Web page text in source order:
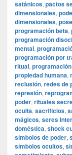
satánicos, pactos
dimensionales,
dimensionales,
programación beta,
programación
mental,
programación por
ritual,
propiedad humana,
reclusión, redes de
represión,
poder, rituales
oculta, sacrificios,
mágicos, seres
doméstica, shock
símbolos de poder,
símbolos ocultos,